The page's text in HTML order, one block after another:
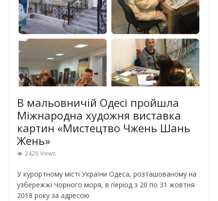
В мальовничій Одесі пройшла
Міжнародна художня виставка
картин «Мистецтво Чжень Шань
Жень»
2428 Views
У курортному місті України Одеса, розташованому на
узбережжі Чорного моря, в період з 20 по 31 жовтня
2018 року за адресою